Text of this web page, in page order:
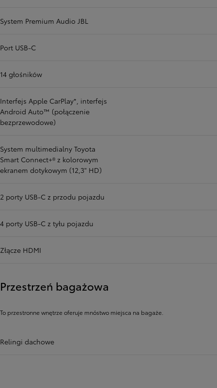
System Premium Audio JBL
Port USB-C
14 głośników
Interfejs Apple CarPlay*, interfejs
Android Auto™ (połączenie
bezprzewodowe)
System multimedialny Toyota
Smart Connect+® z kolorowym
ekranem dotykowym (12,3" HD)
2 porty USB-C z przodu pojazdu
4 porty USB-C z tyłu pojazdu
Złącze HDMI
Przestrzeń bagażowa
To przestronne wnętrze oferuje mnóstwo miejsca na bagaże.
Relingi dachowe